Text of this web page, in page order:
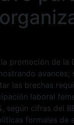
promoción de la
avances;
las brechas
laboral
, según cifras del
formales de